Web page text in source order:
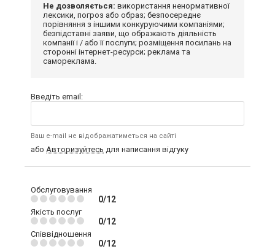
Не дозволяється: використання ненормативної
лексики, погроз або образ; безпосереднє
порівняння з іншими конкуруючими компаніями;
безпідставні заяви, що ображають діяльність
компанії і / або її послуги; розміщення посилань на
сторонні інтернет-ресурси; реклама та
самореклама.
Введіть email:
Ваш e-mail не відображатиметься на сайті
або Авторизуйтесь для написання відгуку
Обслуговування
0/12
Якість послуг
0/12
Співвідношення
0/12